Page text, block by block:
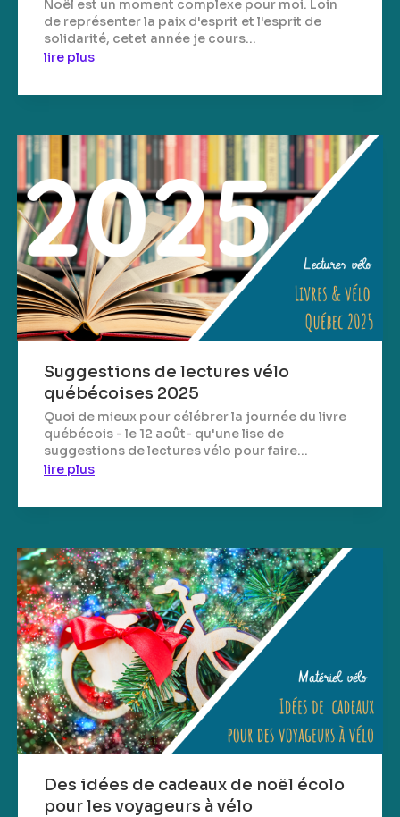
Noël est un moment complexe pour moi. Loin
de représenter la paix d'esprit et l'esprit de
solidarité, cetet année je cours...
lire plus
Suggestions de lectures vélo
québécoises 2025
Quoi de mieux pour célébrer la journée du livre
québécois - le 12 août- qu'une lise de
suggestions de lectures vélo pour faire...
lire plus
Des idées de cadeaux de noël écolo
pour les voyageurs à vélo